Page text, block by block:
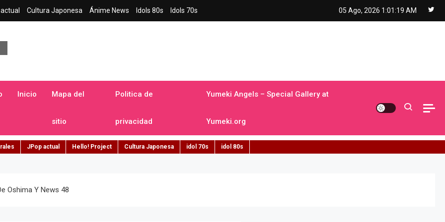
Cultura Japonesa Ánime News Idols 80s Idols 70s 05 Ago, 2026 1:01:21 AM
Inicio Mapa del
sitio
Politica de
privacidad
Yumeki Angels – Special Gallery at
Yumeki.org
JPop actual Hello! Project Cultura Japonesa idol 70s idol 80s
Oshima Y News 48